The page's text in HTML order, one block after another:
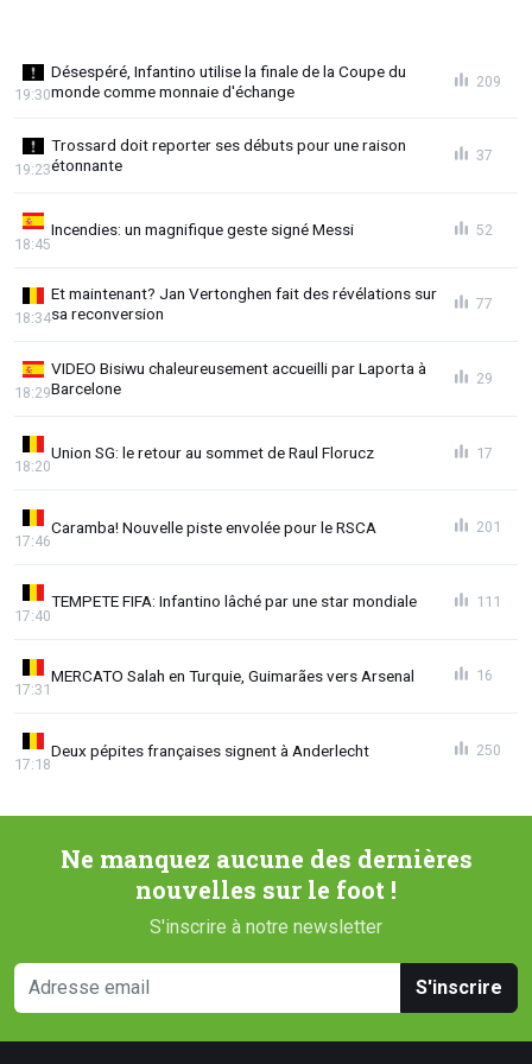
Désespéré, Infantino utilise la finale de la Coupe du
monde comme monnaie d'échange
19:30
209
Trossard doit reporter ses débuts pour une raison
étonnante
19:23
37
Incendies: un magnifique geste signé Messi
18:45
52
Et maintenant? Jan Vertonghen fait des révélations sur
sa reconversion
18:34
77
VIDEO Bisiwu chaleureusement accueilli par Laporta à
Barcelone
18:29
29
Union SG: le retour au sommet de Raul Florucz
18:20
17
Caramba! Nouvelle piste envolée pour le RSCA
17:46
201
TEMPETE FIFA: Infantino lâché par une star mondiale
17:40
111
MERCATO Salah en Turquie, Guimarães vers Arsenal
17:31
16
Deux pépites françaises signent à Anderlecht
17:18
250
Ne manquez aucune des dernières
nouvelles sur le foot !
S'inscrire à notre newsletter
S'inscrire